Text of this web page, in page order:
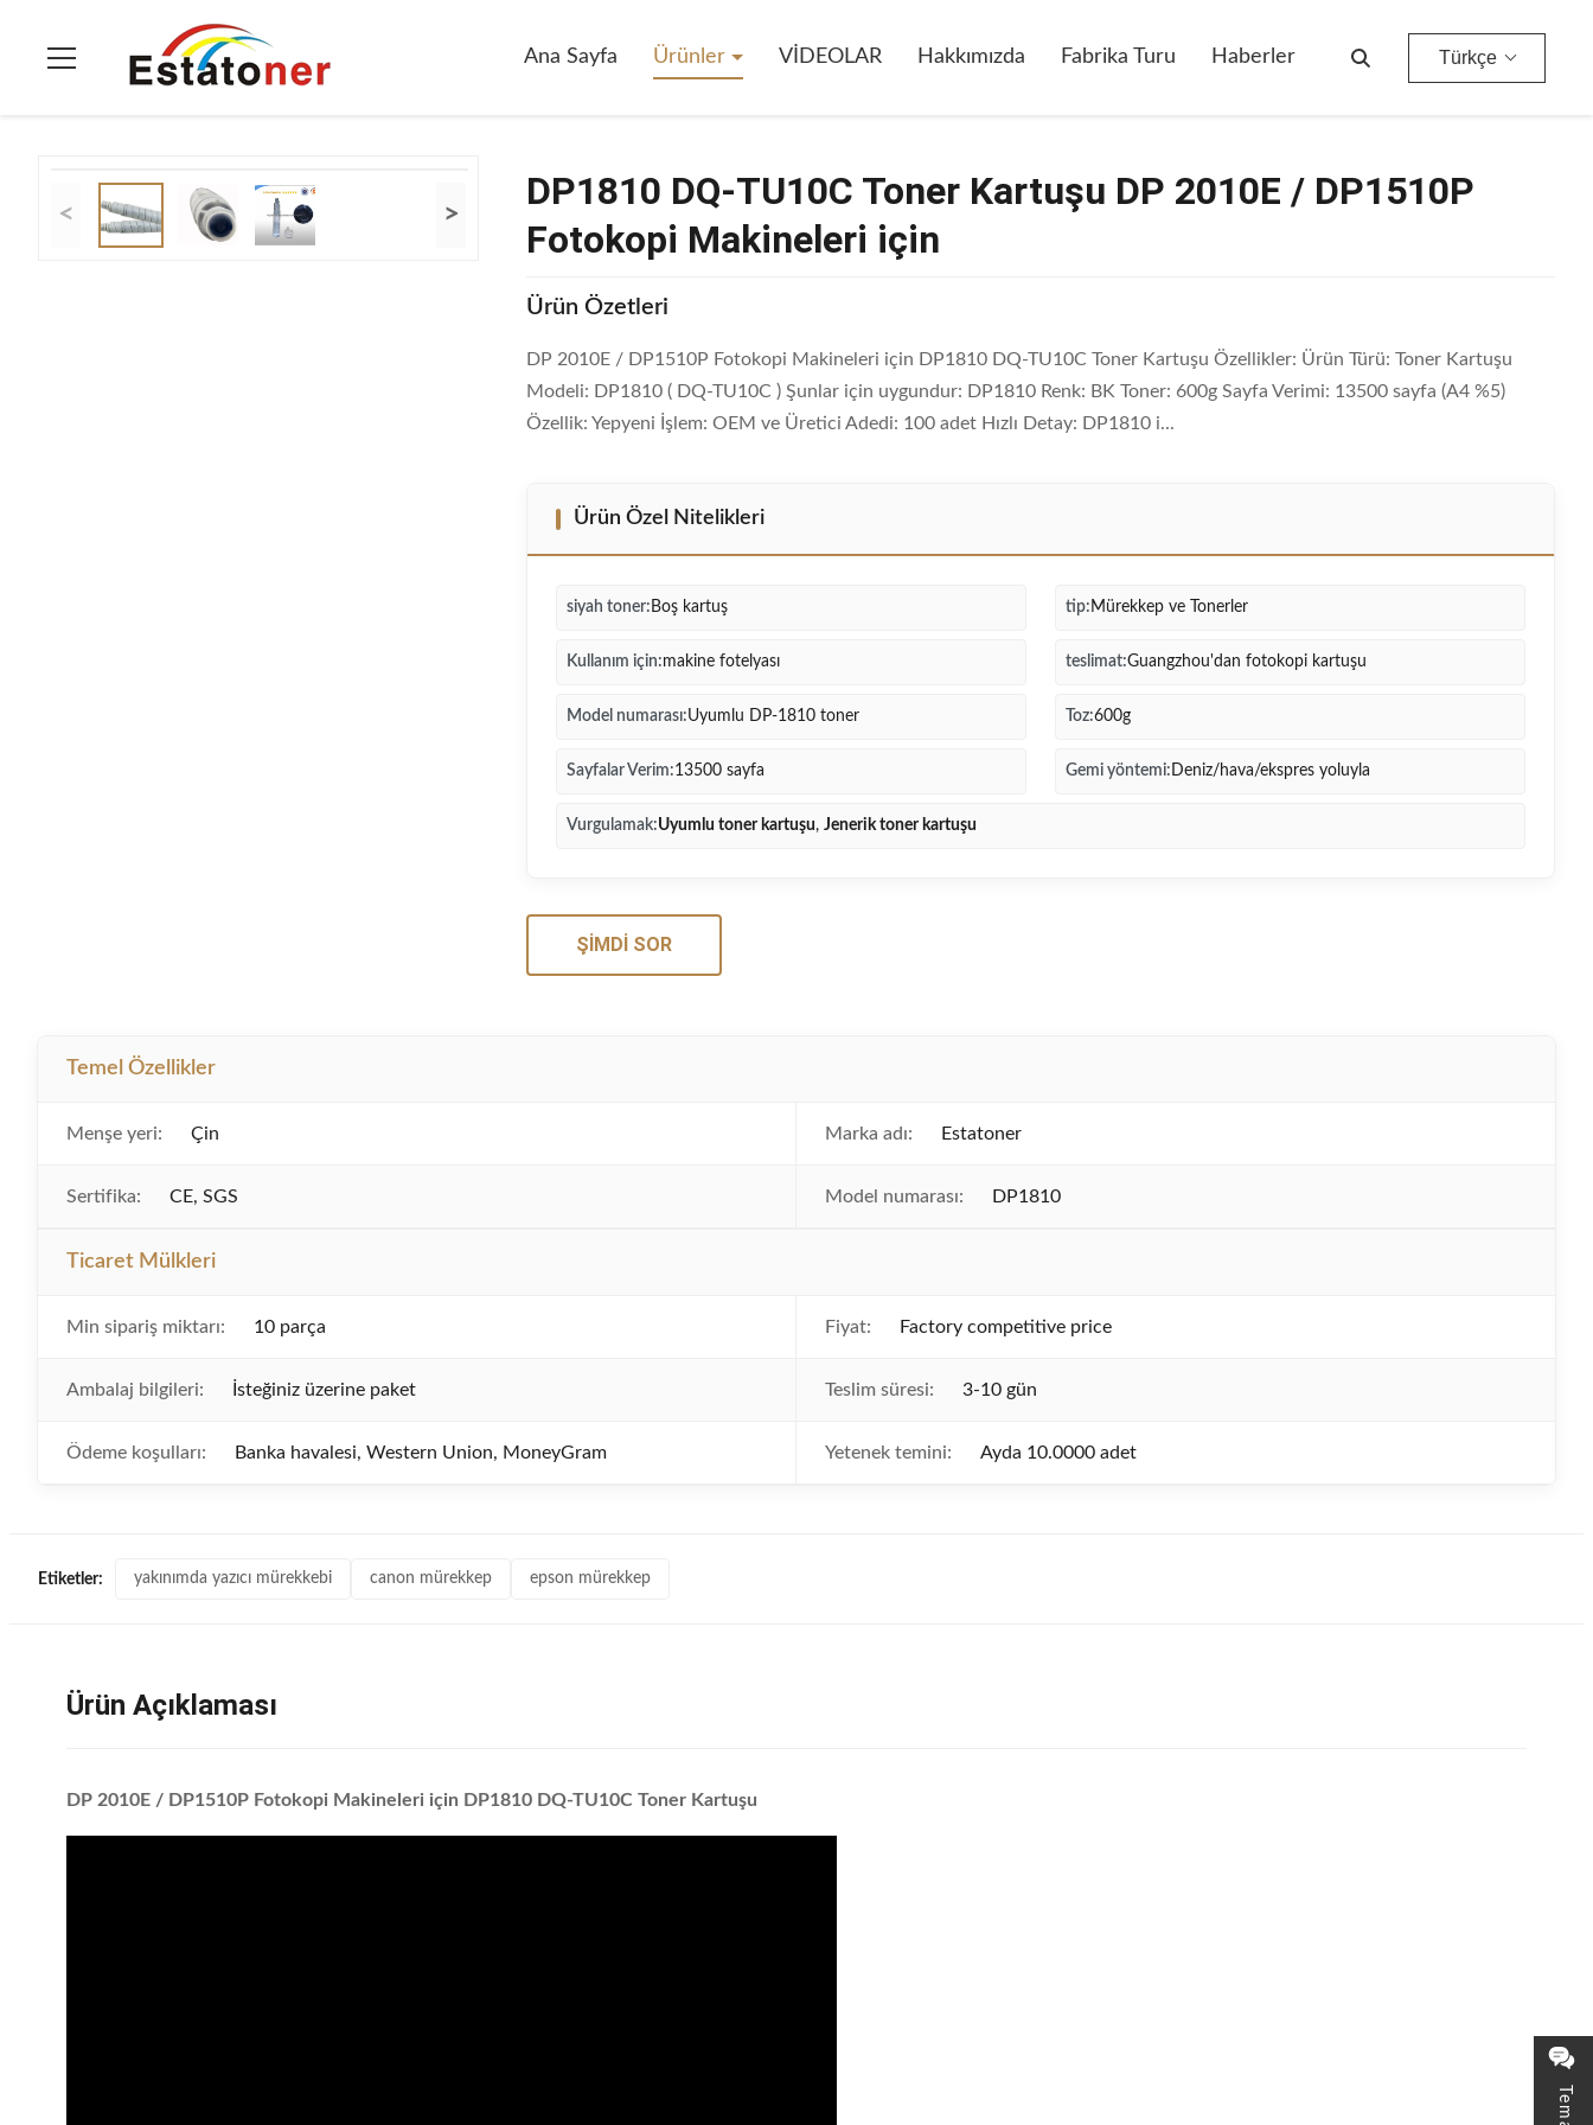
Ana Sayfa Ürünler VİDEOLAR Hakkımızda Fabrika Turu Haberler Türkçe
Ürünler > Fotokopi Toner Kartuşu
< >
DP1810 DQ-TU10C Toner Kartuşu DP 2010E / DP1510P
Fotokopi Makineleri için
Ürün Özetleri
DP 2010E / DP1510P Fotokopi Makineleri için DP1810 DQ-TU10C Toner Kartuşu Özellikler: Ürün Türü: Toner Kartuşu
Modeli: DP1810 ( DQ-TU10C ) Şunlar için uygundur: DP1810 Renk: BK Toner: 600g Sayfa Verimi: 13500 sayfa (A4 %5)
Özellik: Yepyeni İşlem: OEM ve Üretici Adedi: 100 adet Hızlı Detay: DP1810 i...
Ürün Özel Nitelikleri
siyah toner: Boş kartuş tip: Mürekkep ve Tonerler
Kullanım için:makine fotelyası teslimat:Guangzhou'dan fotokopi kartuşu
Model numarası:Uyumlu DP-1810 toner Toz:600g
Sayfalar Verim:13500 sayfa Gemi yöntemi: Deniz/hava/ekspres yoluyla
Vurgulamak:Uyumlu toner kartuşu, Jenerik toner kartuşu
ŞIMDI SOR
Temel Özellikler
Menşe yeri: Çin Marka adı: Estatoner
Sertifika: CE, SGS Model numarası: DP1810
Ticaret Mülkleri
Min sipariş miktarı: 10 parça Fiyat: Factory competitive price
Ambalaj bilgileri: İsteğiniz üzerine paket Teslim süresi: 3-10 gün
Ödeme koşulları: Banka havalesi, Western Union, MoneyGram Yetenek temini: Ayda 10.0000 adet
Etiketler: yakınımda yazıcı mürekkebi canon mürekkep epson mürekkep
Ürün Açıklaması
DP 2010E / DP1510P Fotokopi Makineleri için DP1810 DQ-TU10C Toner Kartuşu